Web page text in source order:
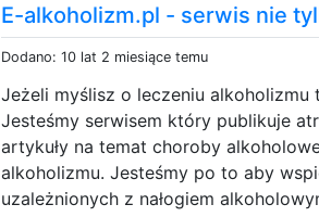
E-alkoholizm.pl - serwis nie
Dodano: 10 lat 2 miesiące temu
Jeżeli myślisz o leczeniu alkoholizmu
Jesteśmy serwisem który publikuje
artykuły na temat choroby
alkoholizmu. Jesteśmy po to aby
uzależnionych z nałogiem